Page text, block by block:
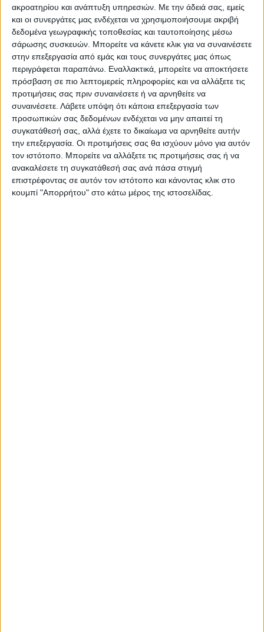
ακροατηρίου και ανάπτυξη υπηρεσιών. Με την άδειά σας, εμείς
και οι συνεργάτες μας ενδέχεται να χρησιμοποιήσουμε ακριβή
δεδομένα γεωγραφικής τοποθεσίας και ταυτοποίησης μέσω
σάρωσης συσκευών. Μπορείτε να κάνετε κλικ για να συναινέσετε
στην επεξεργασία από εμάς και τους συνεργάτες μας όπως
περιγράφεται παραπάνω. Εναλλακτικά, μπορείτε να αποκτήσετε
πρόσβαση σε πιο λεπτομερείς πληροφορίες και να αλλάξετε τις
προτιμήσεις σας πριν συναινέσετε ή να αρνηθείτε να
συναινέσετε. Λάβετε υπόψη ότι κάποια επεξεργασία των
προσωπικών σας δεδομένων ενδέχεται να μην απαιτεί τη
συγκατάθεσή σας, αλλά έχετε το δικαίωμα να αρνηθείτε αυτήν
την επεξεργασία. Οι προτιμήσεις σας θα ισχύουν μόνο για αυτόν
τον ιστότοπο. Μπορείτε να αλλάξετε τις προτιμήσεις σας ή να
ανακαλέσετε τη συγκατάθεσή σας ανά πάσα στιγμή
επιστρέφοντας σε αυτόν τον ιστότοπο και κάνοντας κλικ στο
κουμπί "Απορρήτου" στο κάτω μέρος της ιστοσελίδας.
ΝΕΟΣ ΑΓΩΝ
https://neosagon.gr
Η Αρχαιότερη Καθημερινή Πρωινή Εφημερίδα της Καρδίτσας